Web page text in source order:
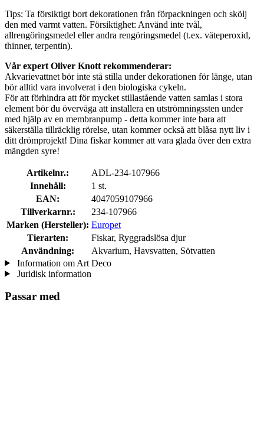
Tips: Ta försiktigt bort dekorationen från förpackningen och skölj
den med varmt vatten. Försiktighet: Använd inte tvål,
allrengöringsmedel eller andra rengöringsmedel (t.ex. väteperoxid,
thinner, terpentin).
Vår expert Oliver Knott rekommenderar:
Akvarievattnet bör inte stå stilla under dekorationen för länge, utan
bör alltid vara involverat i den biologiska cykeln.
För att förhindra att för mycket stillastående vatten samlas i stora
element bör du överväga att installera en utströmningssten under
med hjälp av en membranpump - detta kommer inte bara att
säkerställa tillräcklig rörelse, utan kommer också att blåsa nytt liv i
ditt drömprojekt! Dina fiskar kommer att vara glada över den extra
mängden syre!
Artikelnr.:
ADL-234-107966
Innehåll:
1 st.
EAN:
4047059107966
Tillverkarnr.:
234-107966
Marken (Hersteller): Europet
Tierarten:
Fiskar, Ryggradslösa djur
Användning:
Akvarium, Havsvatten, Sötvatten
Information om Art Deco
Juridisk information
Passar med